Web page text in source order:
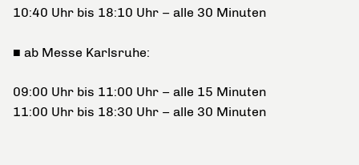
10:40 Uhr bis 18:10 Uhr – alle 30 Minuten
■ ab Messe Karlsruhe:
09:00 Uhr bis 11:00 Uhr – alle 15 Minuten
11:00 Uhr bis 18:30 Uhr – alle 30 Minuten